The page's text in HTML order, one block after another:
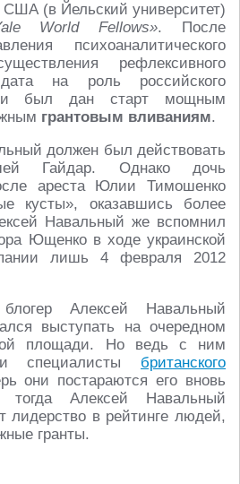
США (в Йельский университет)
World Fellows». После
психоаналитического
рефлексивного
на роль российского
и был дан старт мощным
грантовым вливаниям.
должен был действовать
Гайдар. Однако дочь
ареста Юлии Тимошенко
кусты», оказавшись более
Навальный же вспомнил
Ющенко в ходе украинской
лишь 4 февраля 2012
Алексей Навальный
выступать на очередном
площади. Но ведь с ним
специалисты британского
они постараются его вновь
тогда Алексей Навальный
лидерство в рейтинге людей,
гранты.